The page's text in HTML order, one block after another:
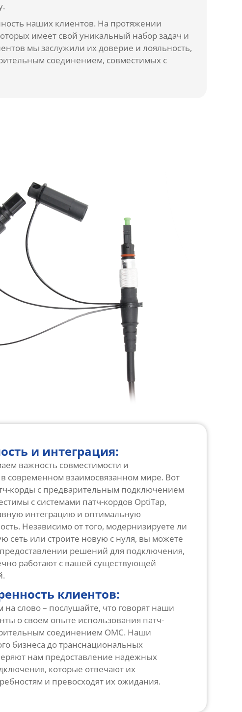
наших клиентов. На протяжении
имеет свой уникальный набор задач и
мы заслужили их доверие и лояльность,
соединением, совместимых с
и интеграция:
важность совместимости и
современном взаимосвязанном мире. Вот
корды с предварительным подключением
с системами патч-кордов OptiTap,
интеграцию и оптимальную
Независимо от того, модернизируете ли
сеть или строите новую с нуля, вы можете
решений для подключения,
работают с вашей существующей
клиентов:
на слово – послушайте, что говорят наши
о своем опыте использования патч-
соединением OMC. Наши
бизнеса до транснациональных
нам предоставление надежных
которые отвечают их
и превосходят их ожидания.